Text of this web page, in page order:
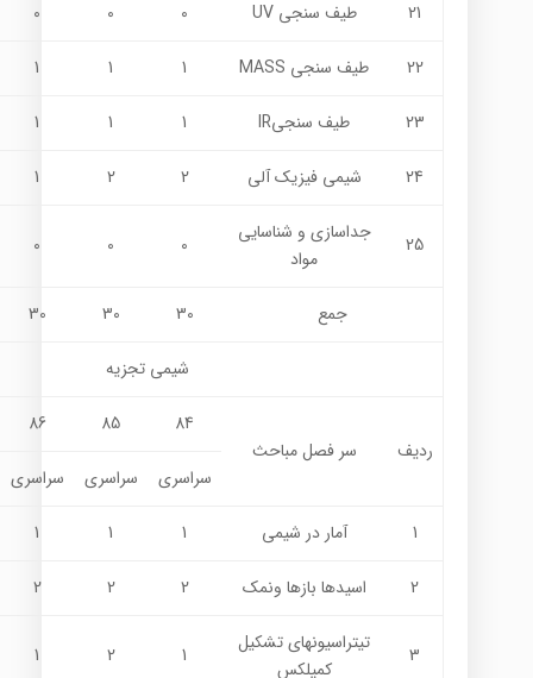
21 طیف سنجی UV 0
0
0
22 طیف سنجی MASS 1
1
1
23 طیف سنجیIR 1
1
1
24 شيمي فيزيك آلي 2
2
1
25
جداسازی و شناسایی
مواد
0
0
0
جمع 30
30
30
شيمي تجزيه
ردیف سر فصل مباحث
84
85
86
سراسری سراسری سراسری
1 آمار در شيمي 1
1
1
2 اسيدها بازها ونمک 2
2
2
3
تیتراسیونهای تشکیل
کمپلکس
1
2
1